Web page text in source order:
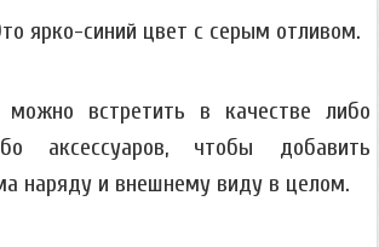
ярко-синий цвет с серым отливом.
встретить в качестве либо
аксессуаров, чтобы добавить
наряду и внешнему виду в целом.